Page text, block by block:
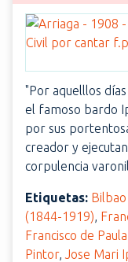
"Por aquelllos
el famoso bardo
por sus
creador y
corpulencia
Etiquetas:
(1844-1919),
Francisco de
Pintor, Jose Mari